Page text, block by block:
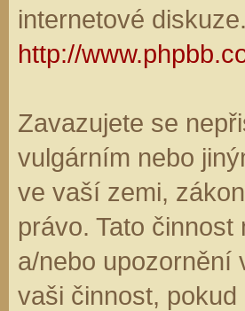
internetové
http://
Zavazujete se
vulgárním nebo
ve vaší zemi,
právo. Tato
a/nebo upozornění
vaši činnost,